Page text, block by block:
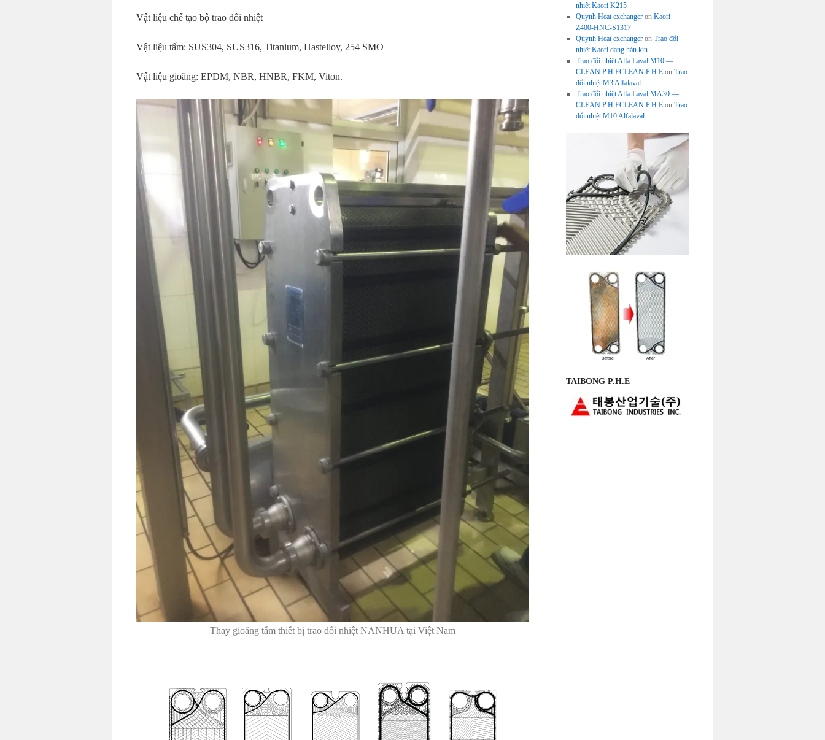
Vật liệu chế tạo bộ trao đổi nhiệt
Vật liệu tấm: SUS304, SUS316, Titanium, Hastelloy, 254 SMO
Vật liệu gioăng: EPDM, NBR, HNBR, FKM, Viton.
Thay gioăng tấm thiết bị trao đổi nhiệt NANHUA tại Việt Nam
nhiệt Kaori K215
Quynh Heat exchangeron Kaori
Z400-HNC-S1317
Quynh Heat exchangeron Trao đổi
nhiệt Kaori dạng hàn kín
Trao đổi nhiệt Alfa Laval M10 —
CLEAN P.H.ECLEAN P.H.Eon Trao
đổi nhiệt M3 Alfalaval
Trao đổi nhiệt Alfa Laval MA30 —
CLEAN P.H.ECLEAN P.H.Eon Trao
đổi nhiệt M10 Alfalaval
TAIBONG P.H.E